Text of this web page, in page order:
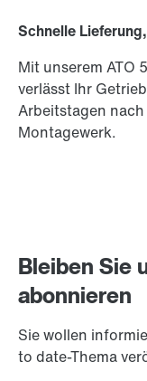
Schnelle
Mit unserem ATO
verlässt Ihr
Arbeitstagen
Montagewerk.
Bleiben Sie
abonnieren
Sie wollen
to date-Thema